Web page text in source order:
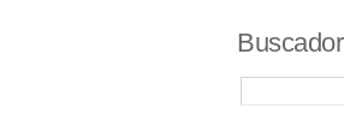
Buscador